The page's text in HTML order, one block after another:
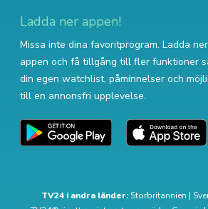
Ladda ner appen!
Missa inte dina favoritprogram. Ladda ner
appen och få tillgång till fler funktioner
din egen watchlist, påminnelser och
till en annonsfri upplevelse.
TV24 i andra länder: Storbritannien |